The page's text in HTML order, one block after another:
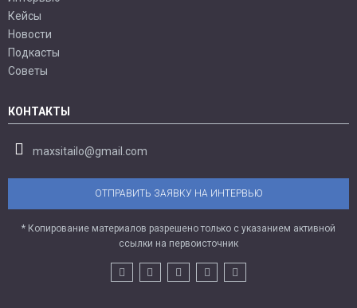
Кейсы
Новости
Подкасты
Советы
КОНТАКТЫ
maxsitailo@gmail.com
ОТПРАВИТЬ ЗАЯВКУ НА ИНТЕРВЬЮ
* Копирование материалов разрешено только с указанием активной
ссылки на первоисточник